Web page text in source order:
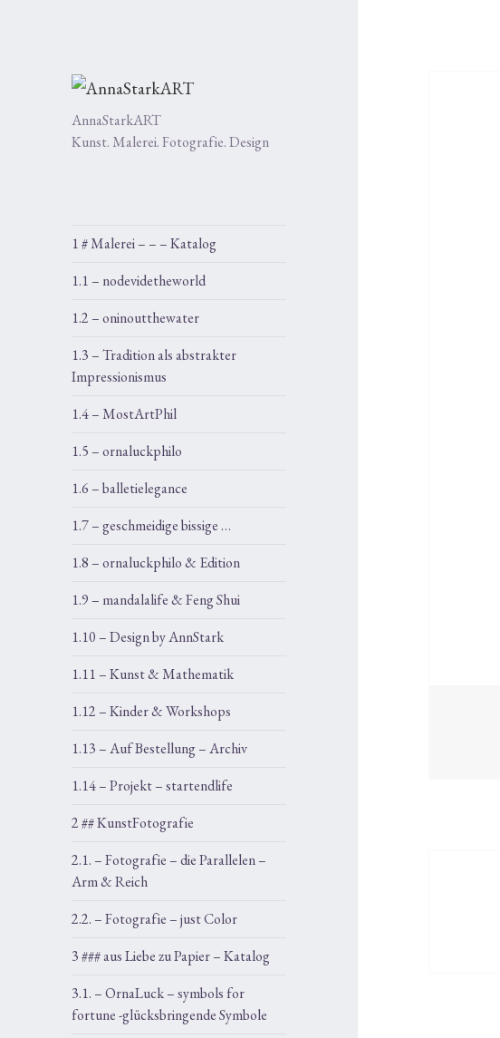
AnnaStarkART
Kunst. Malerei. Fotografie. Design
1 # Malerei – – – Katalog
1.1 – nodevidetheworld
1.2 – oninoutthewater
1.3 – Tradition als abstrakter
Impressionismus
1.4 – MostArtPhil
1.5 – ornaluckphilo
1.6 – balletielegance
1.7 – geschmeidige bissige …
1.8 – ornaluckphilo & Edition
1.9 – mandalalife & Feng Shui
1.10 – Design by AnnStark
1.11 – Kunst & Mathematik
1.12 – Kinder & Workshops
1.13 – Auf Bestellung – Archiv
1.14 – Projekt – startendlife
2 ## KunstFotografie
2.1. – Fotografie – die Parallelen –
Arm & Reich
2.2. – Fotografie – just Color
3 ### aus Liebe zu Papier – Katalog
3.1. – OrnaLuck – symbols for
fortune -glücksbringende Symbole